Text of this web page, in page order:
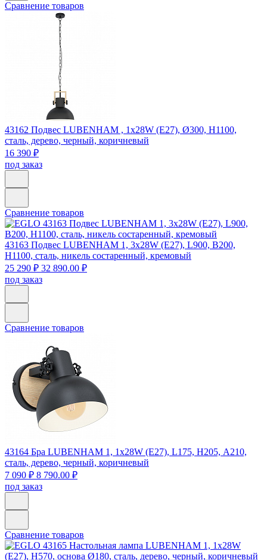
Сравнение товаров
43162 Подвес LUBENHAM , 1х28W (E27), Ø300, H1100,
сталь, дерево, черный, коричневый
16 390 ₽
под заказ
Сравнение товаров
43163 Подвес LUBENHAM 1, 3х28W (E27), L900, B200,
H1100, сталь, никель состаренный, кремовый
25 290 ₽ 32 890.00 ₽
под заказ
Сравнение товаров
43164 Бра LUBENHAM 1, 1х28W (E27), L175, H205, А210,
сталь, дерево, черный, коричневый
7 090 ₽ 8 790.00 ₽
под заказ
Сравнение товаров